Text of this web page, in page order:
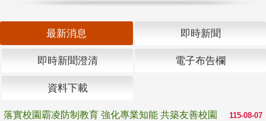
最新消息 即時新聞
即時新聞澄清 電子布告欄
資料下載
115-08-07
落實校園霸凌防制教育 強化專業知能 共築友善校園